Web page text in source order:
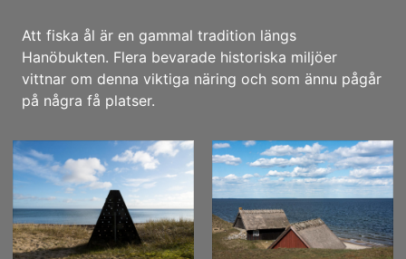
Att fiska ål är en gammal tradition längs
Hanöbukten. Flera bevarade historiska miljöer
vittnar om denna viktiga näring och som ännu pågår
på några få platser.